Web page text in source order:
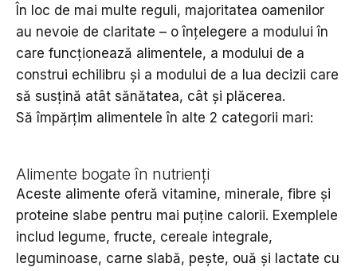
În loc de mai multe reguli, majoritatea oamenilor
au nevoie de claritate – o înțelegere a modului în
care funcționează alimentele, a modului de a
construi echilibru și a modului de a lua decizii care
să susțină atât sănătatea, cât și plăcerea.
Să împărțim alimentele în alte 2 categorii mari:
Alimente bogate în nutrienți
Aceste alimente oferă vitamine, minerale, fibre și
proteine slabe pentru mai puține calorii. Exemplele
includ legume, fructe, cereale integrale,
leguminoase, carne slabă, pește, ouă și lactate cu